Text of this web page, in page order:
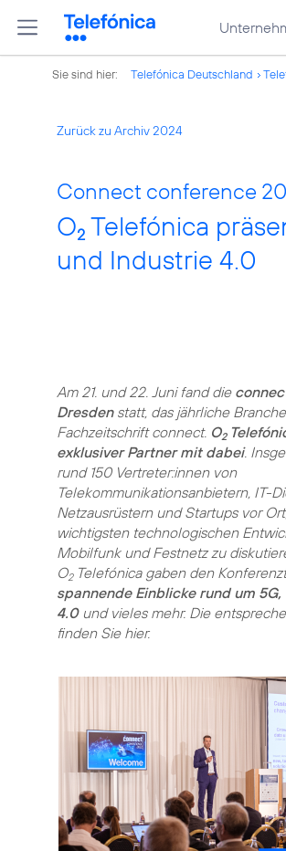
Sie sind hier: Telefónica Deutschland
Zurück zu Archiv 2024
Connect conference
O2 Telefónica
und Industrie 4.0
Am 21. und 22. Juni fand die
Dresdenstatt, das jährliche
Fachzeitschrift connect. O2
exklusiver Partner mit dabei.
rund 150 Vertreter:innen von
Telekommunikationsanbietern, IT-
Netzausrüstern und Startups vor
wichtigsten technologischen
Mobilfunk und Festnetz zu
O2Telefónica gaben den
spannende Einblicke rund um
4.0und vieles mehr. Die
finden Sie hier.